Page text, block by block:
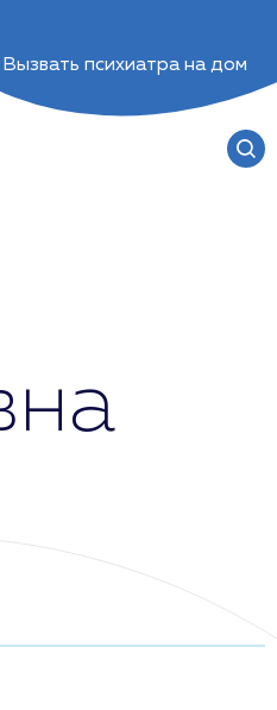
Вызвать психиатра на дом